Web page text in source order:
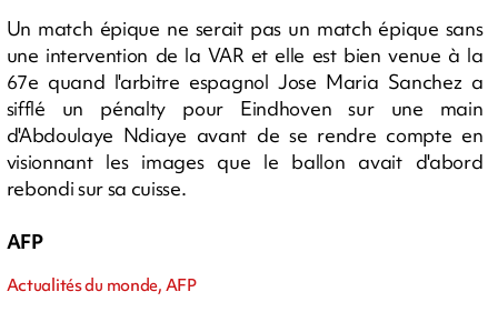
Un match épique ne serait pas un match épique sans
une intervention de la VAR et elle est bien venue à la
67e quand l'arbitre espagnol Jose Maria Sanchez a
sifflé un pénalty pour Eindhoven sur une main
d'Abdoulaye Ndiaye avant de se rendre compte en
visionnant les images que le ballon avait d'abord
rebondi sur sa cuisse.
AFP
Actualités du monde, AFP